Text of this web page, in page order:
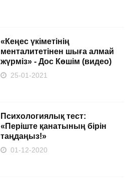
«Кеңес үкіметінің
менталитетінен шыға алмай
жүрміз» - Дос Көшім (видео)
25-01-2021
Психологиялық тест:
«Періште қанатының бірін
таңдаңыз!»
01-12-2020